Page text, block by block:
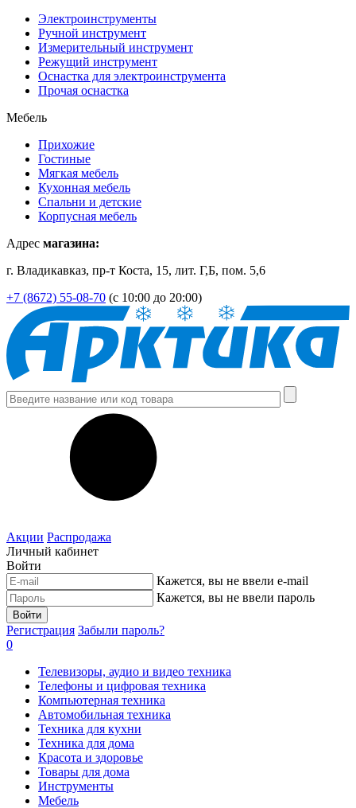
Электроинструменты
Ручной инструмент
Измерительный инструмент
Режущий инструмент
Оснастка для электроинструмента
Прочая оснастка
Мебель
Прихожие
Гостиные
Мягкая мебель
Кухонная мебель
Спальни и детские
Корпусная мебель
Адрес магазина:
г. Владикавказ, пр-т Коста, 15, лит. Г,Б, пом. 5,6
+7 (8672) 55-08-70 (с 10:00 до 20:00)
Акции Распродажа
Личный кабинет
Войти
Кажется, вы не ввели e-mail
Кажется, вы не ввели пароль
Войти
Регистрация Забыли пароль?
0
Телевизоры, аудио и видео техника
Телефоны и цифровая техника
Компьютерная техника
Автомобильная техника
Техника для кухни
Техника для дома
Красота и здоровье
Товары для дома
Инструменты
Мебель